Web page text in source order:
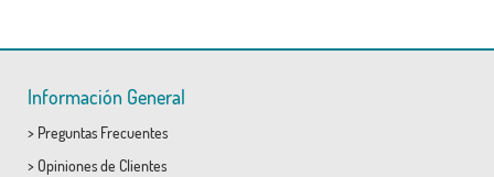
Información General
> Preguntas Frecuentes
> Opiniones de Clientes